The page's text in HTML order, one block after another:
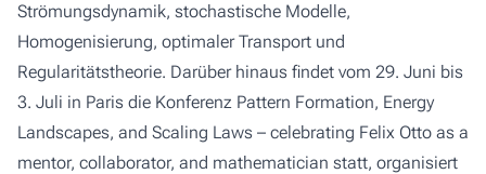
Strömungsdynamik, stochastische Modelle,
Homogenisierung, optimaler Transport und
Regularitätstheorie. Darüber hinaus findet vom 29. Juni bis
3. Juli in Paris die Konferenz Pattern Formation, Energy
Landscapes, and Scaling Laws – celebrating Felix Otto as a
mentor, collaborator, and mathematician statt, organisiert